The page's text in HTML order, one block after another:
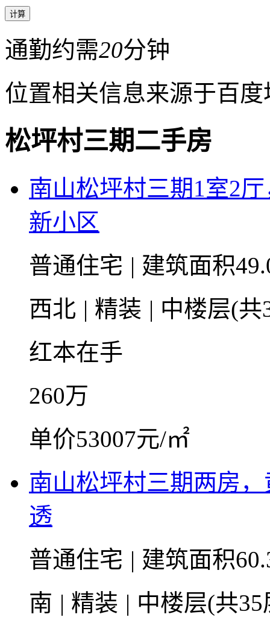
通勤约需20分钟
位置相关信息来源于百
松坪村三期二手房
南山松坪村三期1室2
新小区
普通住宅 | 建筑面积
西北 | 精装 | 中楼层(
红本在手
260万
单价53007元/㎡
南山松坪村三期两房
透
普通住宅 | 建筑面积
南 | 精装 | 中楼层(共